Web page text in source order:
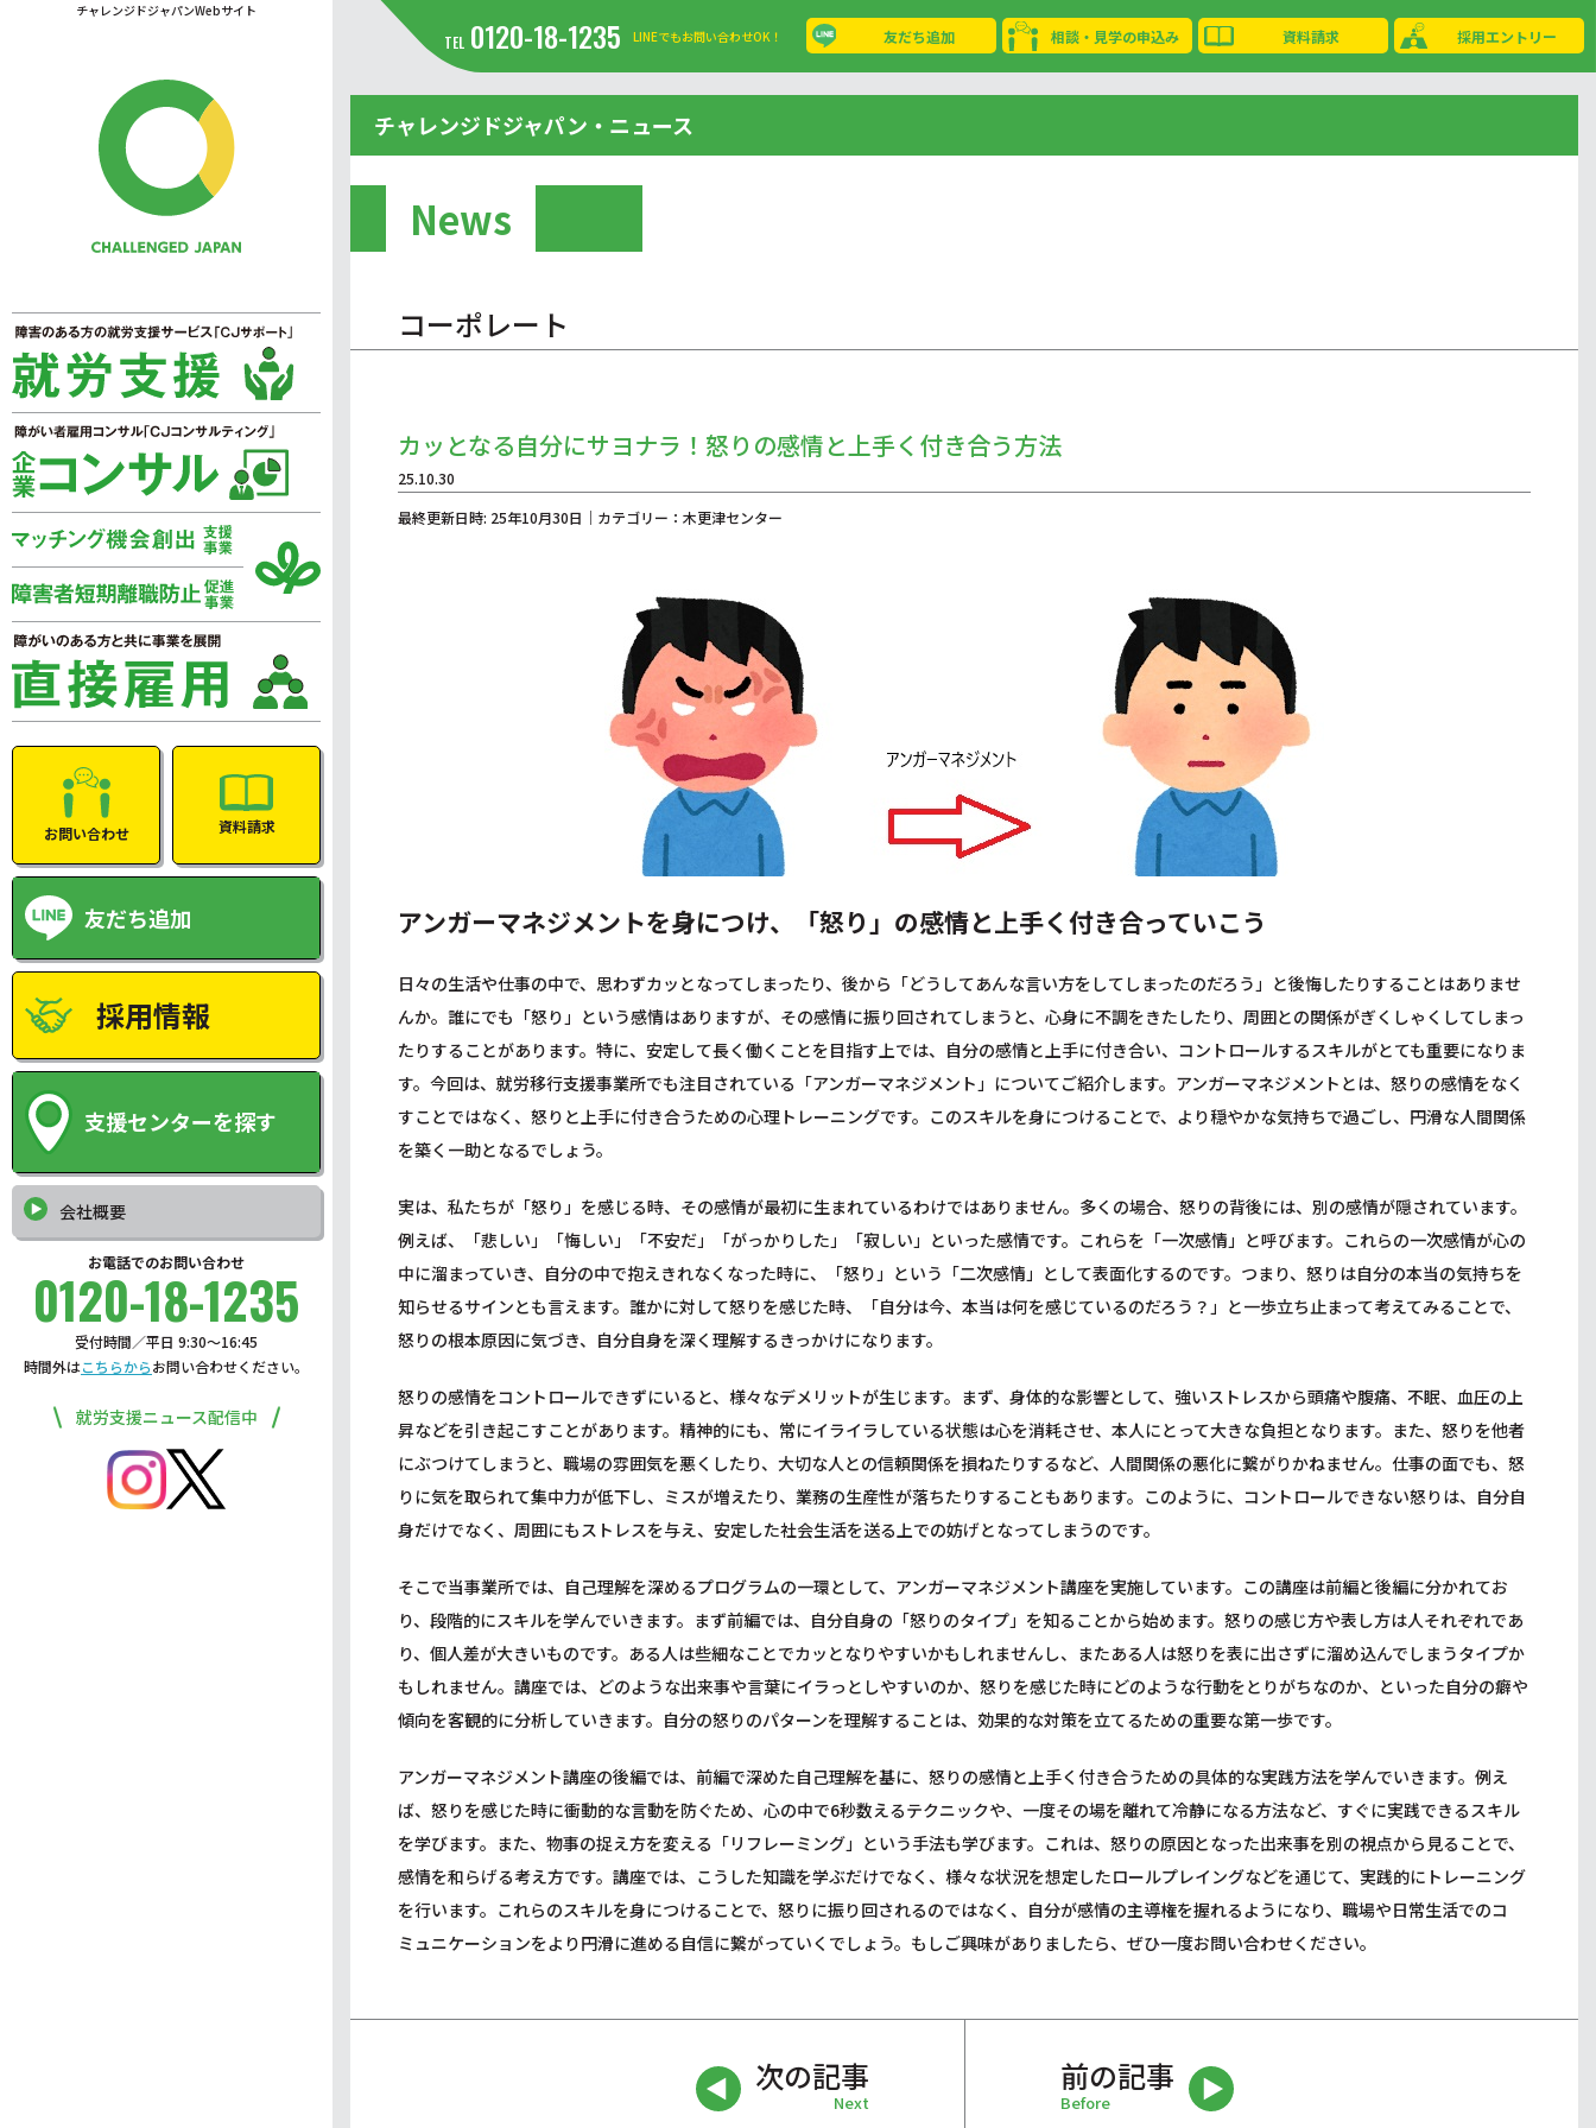
チャレンジドジャパンWebサイト
お問い合わせ 資料請求
友だち追加
採用情報
支援センターを探す
会社概要
お電話でのお問い合わせ
0120-18-1235
受付時間／平日 9:30〜16:45
時間外はこちらからお問い合わせください。
就労支援ニュース配信中
TEL 0120-18-1235 LINEでもお問い合わせOK！ 友だち追加 相談・見学の申込み 資料請求 採用エントリー
チャレンジドジャパン・ニュース
News
コーポレート
カッとなる自分にサヨナラ！怒りの感情と上手く付き合う方法
25.10.30
最終更新日時: 25年10月30日｜カテゴリー：木更津センター
アンガーマネジメントを身につけ、「怒り」の感情と上手く付き合っていこう
日々の生活や仕事の中で、思わずカッとなってしまったり、後から「どうしてあんな言い方をしてしまったのだろう」と後悔したりすることはありませ
んか。誰にでも「怒り」という感情はありますが、その感情に振り回されてしまうと、心身に不調をきたしたり、周囲との関係がぎくしゃくしてしまっ
たりすることがあります。特に、安定して長く働くことを目指す上では、自分の感情と上手に付き合い、コントロールするスキルがとても重要になりま
す。今回は、就労移行支援事業所でも注目されている「アンガーマネジメント」についてご紹介します。アンガーマネジメントとは、怒りの感情をなく
すことではなく、怒りと上手に付き合うための心理トレーニングです。このスキルを身につけることで、より穏やかな気持ちで過ごし、円滑な人間関係
を築く一助となるでしょう。
実は、私たちが「怒り」を感じる時、その感情が最初に生まれているわけではありません。多くの場合、怒りの背後には、別の感情が隠されています。
例えば、「悲しい」「悔しい」「不安だ」「がっかりした」「寂しい」といった感情です。これらを「一次感情」と呼びます。これらの一次感情が心の
中に溜まっていき、自分の中で抱えきれなくなった時に、「怒り」という「二次感情」として表面化するのです。つまり、怒りは自分の本当の気持ちを
知らせるサインとも言えます。誰かに対して怒りを感じた時、「自分は今、本当は何を感じているのだろう？」と一歩立ち止まって考えてみることで、
怒りの根本原因に気づき、自分自身を深く理解するきっかけになります。
怒りの感情をコントロールできずにいると、様々なデメリットが生じます。まず、身体的な影響として、強いストレスから頭痛や腹痛、不眠、血圧の上
昇などを引き起こすことがあります。精神的にも、常にイライラしている状態は心を消耗させ、本人にとって大きな負担となります。また、怒りを他者
にぶつけてしまうと、職場の雰囲気を悪くしたり、大切な人との信頼関係を損ねたりするなど、人間関係の悪化に繋がりかねません。仕事の面でも、怒
りに気を取られて集中力が低下し、ミスが増えたり、業務の生産性が落ちたりすることもあります。このように、コントロールできない怒りは、自分自
身だけでなく、周囲にもストレスを与え、安定した社会生活を送る上での妨げとなってしまうのです。
そこで当事業所では、自己理解を深めるプログラムの一環として、アンガーマネジメント講座を実施しています。この講座は前編と後編に分かれてお
り、段階的にスキルを学んでいきます。まず前編では、自分自身の「怒りのタイプ」を知ることから始めます。怒りの感じ方や表し方は人それぞれであ
り、個人差が大きいものです。ある人は些細なことでカッとなりやすいかもしれませんし、またある人は怒りを表に出さずに溜め込んでしまうタイプか
もしれません。講座では、どのような出来事や言葉にイラっとしやすいのか、怒りを感じた時にどのような行動をとりがちなのか、といった自分の癖や
傾向を客観的に分析していきます。自分の怒りのパターンを理解することは、効果的な対策を立てるための重要な第一歩です。
アンガーマネジメント講座の後編では、前編で深めた自己理解を基に、怒りの感情と上手く付き合うための具体的な実践方法を学んでいきます。例え
ば、怒りを感じた時に衝動的な言動を防ぐため、心の中で6秒数えるテクニックや、一度その場を離れて冷静になる方法など、すぐに実践できるスキル
を学びます。また、物事の捉え方を変える「リフレーミング」という手法も学びます。これは、怒りの原因となった出来事を別の視点から見ることで、
感情を和らげる考え方です。講座では、こうした知識を学ぶだけでなく、様々な状況を想定したロールプレイングなどを通じて、実践的にトレーニング
を行います。これらのスキルを身につけることで、怒りに振り回されるのではなく、自分が感情の主導権を握れるようになり、職場や日常生活でのコ
ミュニケーションをより円滑に進める自信に繋がっていくでしょう。もしご興味がありましたら、ぜひ一度お問い合わせください。
次の記事
Next
前の記事
Before